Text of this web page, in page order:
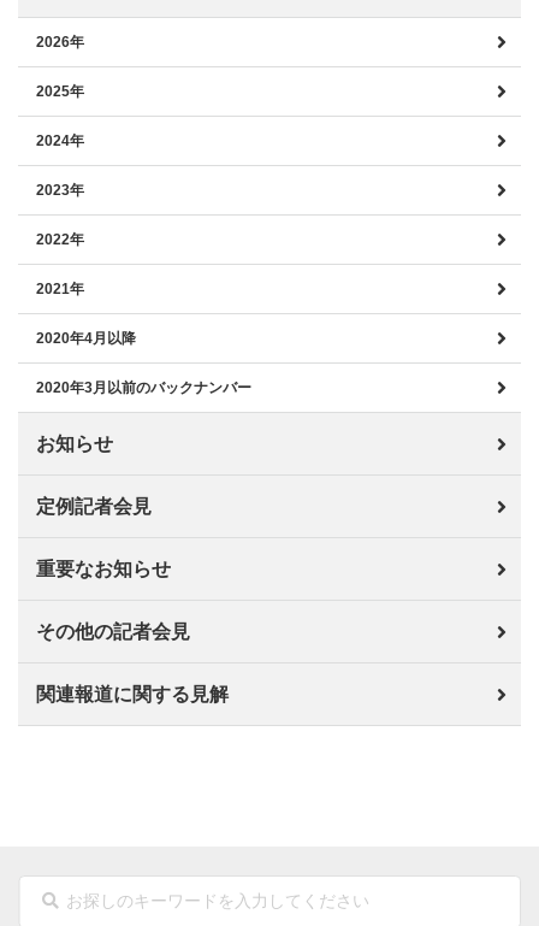
2026年
2025年
2024年
2023年
2022年
2021年
2020年4月以降
2020年3月以前のバックナンバー
お知らせ
定例記者会見
重要なお知らせ
その他の記者会見
関連報道に関する見解